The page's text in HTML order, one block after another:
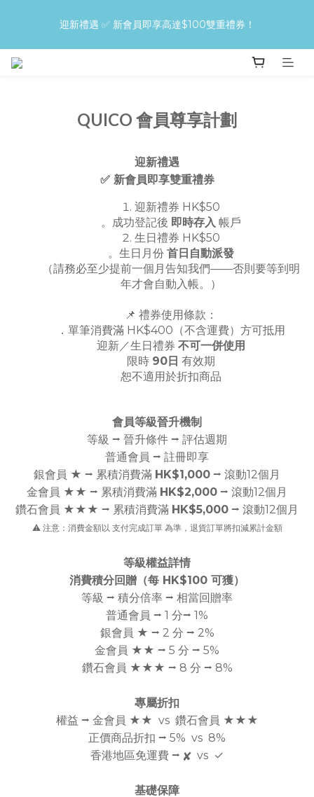
靚更快！
迎新禮遇 ✅ 新會員即享高達$100雙重禮券！
買QUICO護髮＋造型Combo，即享30%！先護後型，零傷害變
靚更快！
QUICO 會員尊享計劃
迎新禮遇
✅ 新會員即享雙重禮券
迎新禮券 HK$50
。成功登記後 即時存入 帳戶
生日禮券 HK$50
。生日月份 首日自動派發
（請務必至少提前一個月告知我們——否則要等到明
年才會自動入帳。）
📌 禮券使用條款：
．單筆消費滿 HK$400（不含運費）方可抵用
迎新／生日禮券 不可一併使用
限時 90日 有效期
恕不適用於折扣商品
會員等級晉升機制
等級 ⭢ 晉升條件 ⭢ 評估週期
普通會員 ⭢ 註冊即享
銀會員 ★ ⭢ 累積消費滿 HK$1,000 ⭢ 滾動12個月
金會員 ★★ ⭢ 累積消費滿 HK$2,000 ⭢ 滾動12個月
鑽石會員 ★★★ ⭢ 累積消費滿 HK$5,000 ⭢ 滾動12個月
⚠️ 注意：消費金額以 支付完成訂單 為準，退貨訂單將扣減累計金額
等級權益詳情
消費積分回贈（每 HK$100 可獲）
等級 ⭢ 積分倍率 ⭢ 相當回贈率
普通會員 ⭢ 1 分⭢ 1%
銀會員 ★ ⭢ 2 分 ⭢ 2%
金會員 ★★ ⭢ 5 分 ⭢ 5%
鑽石會員 ★★★ ⭢ 8 分 ⭢ 8%
專屬折扣
權益 ⭢ 金會員 ★★ vs 鑽石會員 ★★★
正價商品折扣 ⭢ 5% vs 8%
香港地區免運費 ⭢ ✘ vs ✓
基礎保障